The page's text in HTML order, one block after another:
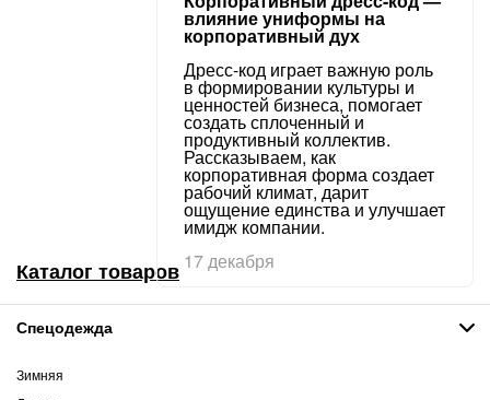
влияние униформы на
корпоративный дух
Дресс-код играет важную роль
в формировании культуры и
ценностей бизнеса, помогает
создать сплоченный и
продуктивный коллектив.
Рассказываем, как
корпоративная форма создает
рабочий климат, дарит
ощущение единства и улучшает
имидж компании.
17 декабря
Каталог товаров
Спецодежда
Зимняя